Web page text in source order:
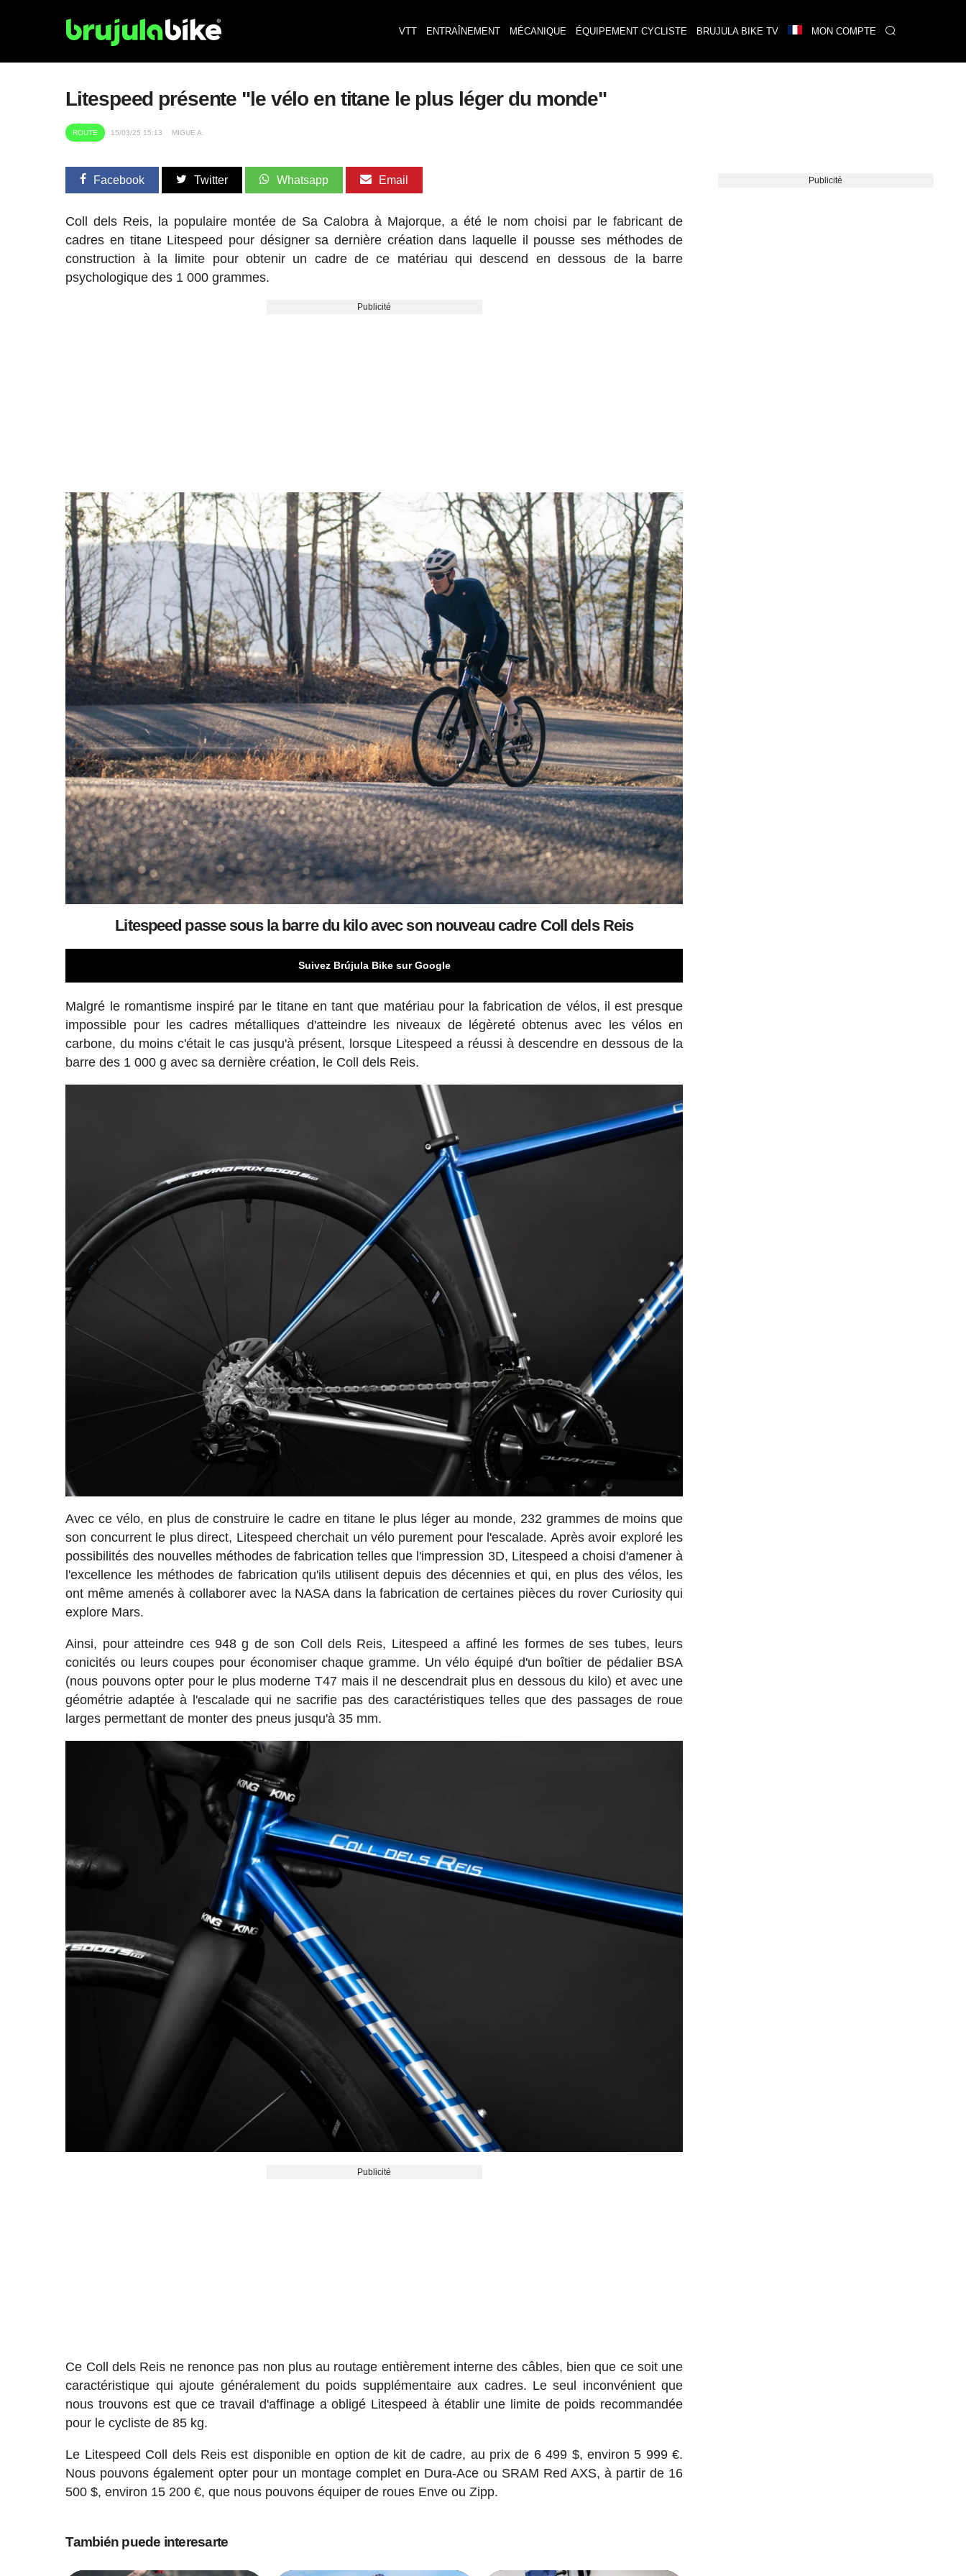
VTT ENTRAÎNEMENT MÉCANIQUE ÉQUIPEMENT CYCLISTE BRUJULA BIKE TV MON COMPTE
Litespeed présente "le vélo en titane le plus léger du monde"
ROUTE 15/03/25 15:13 MIGUE A.
Facebook Twitter Whatsapp Email
Coll dels Reis, la populaire montée de Sa Calobra à Majorque, a été le nom choisi par le fabricant de
cadres en titane Litespeed pour désigner sa dernière création dans laquelle il pousse ses méthodes de
construction à la limite pour obtenir un cadre de ce matériau qui descend en dessous de la barre
psychologique des 1 000 grammes.
Publicité
Litespeed passe sous la barre du kilo avec son nouveau cadre Coll dels Reis
Suivez Brújula Bike sur Google
Malgré le romantisme inspiré par le titane en tant que matériau pour la fabrication de vélos, il est presque
impossible pour les cadres métalliques d'atteindre les niveaux de légèreté obtenus avec les vélos en
carbone, du moins c'était le cas jusqu'à présent, lorsque Litespeed a réussi à descendre en dessous de la
barre des 1 000 g avec sa dernière création, le Coll dels Reis.
Avec ce vélo, en plus de construire le cadre en titane le plus léger au monde, 232 grammes de moins que
son concurrent le plus direct, Litespeed cherchait un vélo purement pour l'escalade. Après avoir exploré les
possibilités des nouvelles méthodes de fabrication telles que l'impression 3D, Litespeed a choisi d'amener à
l'excellence les méthodes de fabrication qu'ils utilisent depuis des décennies et qui, en plus des vélos, les
ont même amenés à collaborer avec la NASA dans la fabrication de certaines pièces du rover Curiosity qui
explore Mars.
Ainsi, pour atteindre ces 948 g de son Coll dels Reis, Litespeed a affiné les formes de ses tubes, leurs
conicités ou leurs coupes pour économiser chaque gramme. Un vélo équipé d'un boîtier de pédalier BSA
(nous pouvons opter pour le plus moderne T47 mais il ne descendrait plus en dessous du kilo) et avec une
géométrie adaptée à l'escalade qui ne sacrifie pas des caractéristiques telles que des passages de roue
larges permettant de monter des pneus jusqu'à 35 mm.
Publicité
Ce Coll dels Reis ne renonce pas non plus au routage entièrement interne des câbles, bien que ce soit une
caractéristique qui ajoute généralement du poids supplémentaire aux cadres. Le seul inconvénient que
nous trouvons est que ce travail d'affinage a obligé Litespeed à établir une limite de poids recommandée
pour le cycliste de 85 kg.
Le Litespeed Coll dels Reis est disponible en option de kit de cadre, au prix de 6 499 $, environ 5 999 €.
Nous pouvons également opter pour un montage complet en Dura-Ace ou SRAM Red AXS, à partir de 16
500 $, environ 15 200 €, que nous pouvons équiper de roues Enve ou Zipp.
También puede interesarte
Publicité